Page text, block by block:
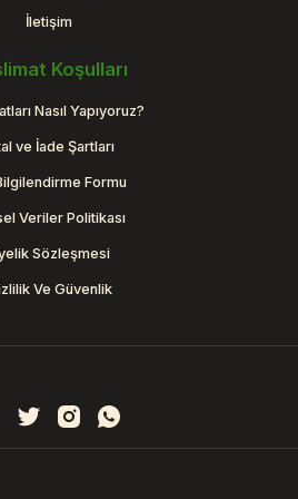
İletişim
Koşulları
Nasıl Yapıyoruz?
ve İade Şartları
Formu
Veriler Politikası
Sözleşmesi
Ve Güvenlik